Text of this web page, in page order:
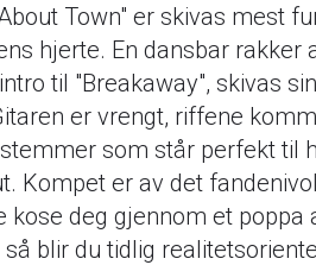
Town" er skivas mest
hjerte. En dansbar rakker
til "Breakaway", skivas
er vrengt, riffene
som står perfekt til
Kompet er av det
kose deg gjennom et poppa
blir du tidlig